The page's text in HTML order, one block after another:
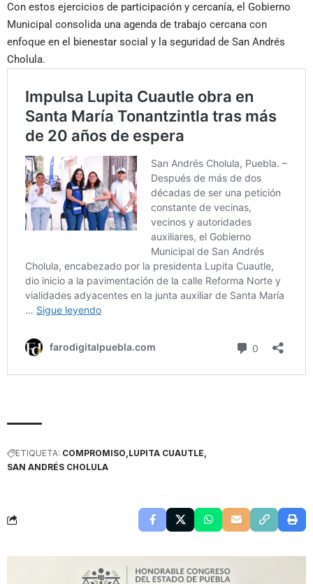
Con estos ejercicios de participación y cercanía, el Gobierno
Municipal consolida una agenda de trabajo cercana con
enfoque en el bienestar social y la seguridad de San Andrés
Cholula.
ETIQUETA: COMPROMISO LUPITA CUAUTLE
SAN ANDRÉS CHOLULA